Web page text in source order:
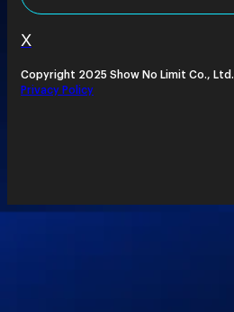
X
Copyright 2025 Show No Limit Co., Ltd.
Privacy Policy